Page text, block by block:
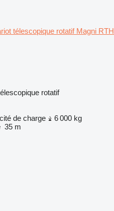
télescopique rotatif Magni RTH
rotatif
de charge
6 000 kg
35 m